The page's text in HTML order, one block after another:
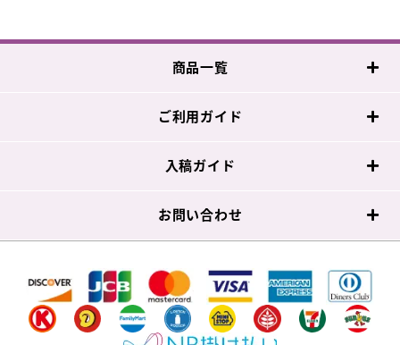
商品一覧
ご利用ガイド
入稿ガイド
お問い合わせ